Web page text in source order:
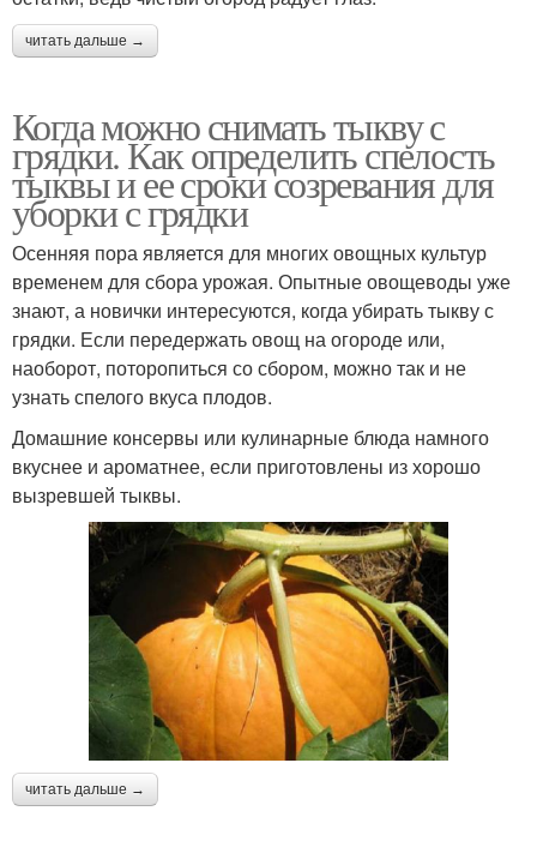
читать дальше →
Когда можно снимать тыкву с
грядки. Как определить спелость
тыквы и ее сроки созревания для
уборки с грядки
Осенняя пора является для многих овощных культур
временем для сбора урожая. Опытные овощеводы уже
знают, а новички интересуются, когда убирать тыкву с
грядки. Если передержать овощ на огороде или,
наоборот, поторопиться со сбором, можно так и не
узнать спелого вкуса плодов.
Домашние консервы или кулинарные блюда намного
вкуснее и ароматнее, если приготовлены из хорошо
вызревшей тыквы.
читать дальше →